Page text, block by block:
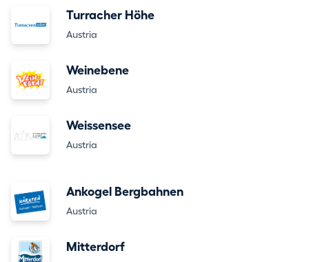
Turracher Höhe
Austria
Weinebene
Austria
Weissensee
Austria
Ankogel Bergbahnen
Austria
Mitterdorf